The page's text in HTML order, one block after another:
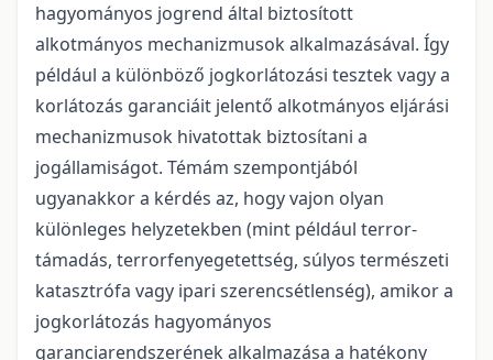
hagyományos jogrend által biztosított
alkotmányos mechanizmusok alkalmazásával. Így
például a különböző jogkorlátozási tesztek vagy a
korlátozás garanciáit jelentő alkotmányos eljárási
mechanizmusok hivatottak biztosítani a
jogállamiságot. Témám szempontjából
ugyanakkor a kérdés az, hogy vajon olyan
különleges helyzetekben (mint például terror-
támadás, terrorfenyegetettség, súlyos természeti
katasztrófa vagy ipari szerencsétlenség), amikor a
jogkorlátozás hagyományos
garanciarendszerének alkalmazása a hatékony